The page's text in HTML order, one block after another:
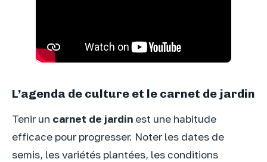
L’agenda de culture et le carnet de jardin
Tenir un carnet de jardin est une habitude
efficace pour progresser. Noter les dates de
semis, les variétés plantées, les conditions